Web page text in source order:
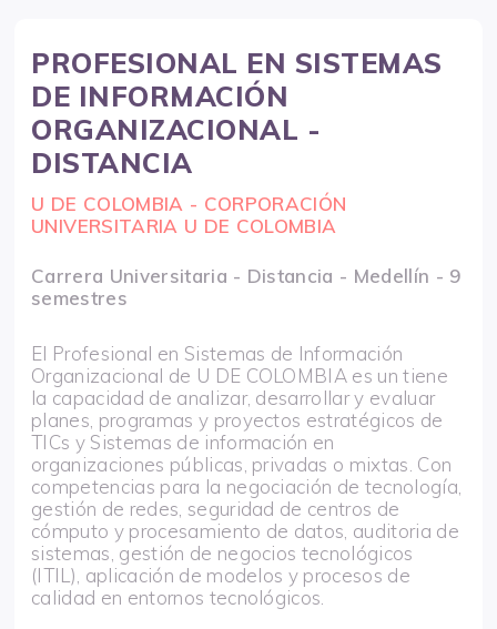
PROFESIONAL EN SISTEMAS
DE INFORMACIÓN
ORGANIZACIONAL -
DISTANCIA
U DE COLOMBIA - CORPORACIÓN
UNIVERSITARIA U DE COLOMBIA
Carrera Universitaria - Distancia - Medellín - 9
semestres
El Profesional en Sistemas de Información
Organizacional de U DE COLOMBIA es un tiene
la capacidad de analizar, desarrollar y evaluar
planes, programas y proyectos estratégicos de
TICs y Sistemas de información en
organizaciones públicas, privadas o mixtas. Con
competencias para la negociación de tecnología,
gestión de redes, seguridad de centros de
cómputo y procesamiento de datos, auditoria de
sistemas, gestión de negocios tecnológicos
(ITIL), aplicación de modelos y procesos de
calidad en entornos tecnológicos.